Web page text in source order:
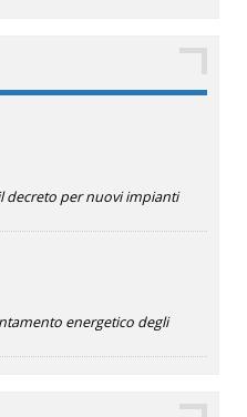
decreto per nuovi impianti
energetico degli